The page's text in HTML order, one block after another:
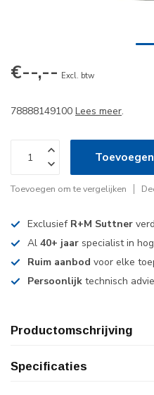
€--,-- Excl. btw
78888149100 Lees meer.
Toevoegen om te vergelijken
Exclusief R+M Suttner
Al 40+ jaar specialist in
Ruim aanbod voor elke
Persoonlijk technisch
Productomschrijving
Specificaties